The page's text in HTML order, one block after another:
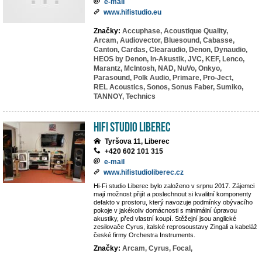
e-mail
www.hifistudio.eu
Značky: Accuphase, Acoustique Quality,
Arcam, Audiovector, Bluesound, Cabasse,
Canton, Cardas, Clearaudio, Denon, Dynaudio,
HEOS by Denon, In-Akustik, JVC, KEF, Lenco,
Marantz, McIntosh, NAD, NuVo, Onkyo,
Parasound, Polk Audio, Primare, Pro-Ject,
REL Acoustics, Sonos, Sonus Faber, Sumiko,
TANNOY, Technics
HiFi studio Liberec
Tyršova 11, Liberec
+420 602 101 315
e-mail
www.hifistudioliberec.cz
Hi-Fi studio Liberec bylo založeno v srpnu 2017. Zájemci
mají možnost přijít a poslechnout si kvalitní komponenty
defakto v prostoru, který navozuje podmínky obývacího
pokoje v jakékoliv domácnosti s minimální úpravou
akustiky, před vlastní koupí. Stěžejní jsou anglické
zesilovače Cyrus, italské reprosoustavy Zingali a kabeláž
české firmy Orchestra Instruments.
Značky: Arcam, Cyrus, Focal,